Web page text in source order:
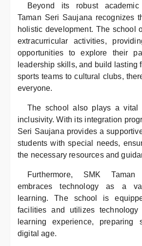
Beyond its robust
Taman Seri Saujana recognizes
holistic development. The school
extracurricular activities,
opportunities to explore their
leadership skills, and build lasting
sports teams to cultural clubs,
everyone.
The school also plays a vital
inclusivity. With its integration
Seri Saujana provides a
students with special needs,
the necessary resources and
Furthermore, SMK
embraces technology as a
learning. The school is
facilities and utilizes
learning experience, preparing
digital age.